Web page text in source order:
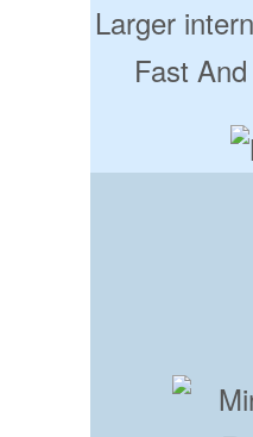
Larger
Fast